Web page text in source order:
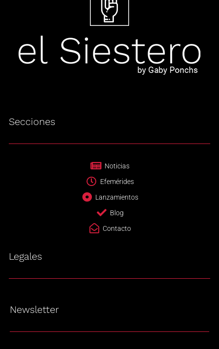
Secciones
Noticias
Efemérides
Lanzamientos
Blog
Contacto
Legales
Newsletter